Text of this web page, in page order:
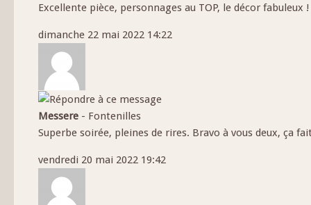
Excellente pièce, personnages au TOP, le décor
dimanche 22 mai 2022 14:22
Messere - Fontenilles
Superbe soirée, pleines de rires. Bravo à vous deux, ça
vendredi 20 mai 2022 19:42